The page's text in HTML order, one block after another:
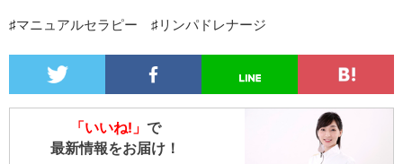
♯マニュアルセラピー ♯リンパドレナージ
「いいね!」 で
最新情報をお届け！